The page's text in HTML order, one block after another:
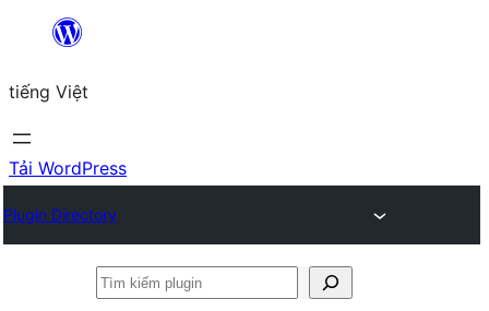
Chuyển
phần
nội
dung
tiếng Việt
Tải WordPress
Plugin Directory
Tìm